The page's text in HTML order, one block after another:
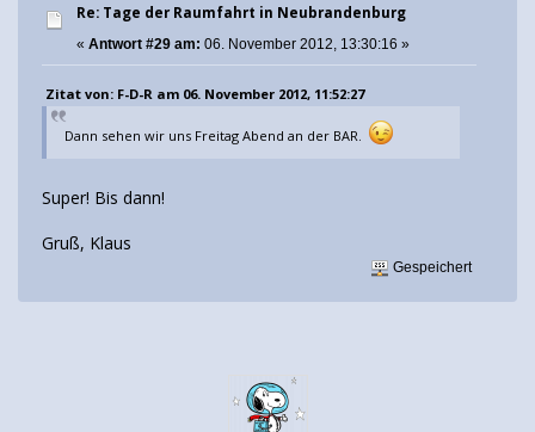
Re: Tage der Raumfahrt in Neubrandenburg
« Antwort #29 am: 06. November 2012, 13:30:16 »
Zitat von: F-D-R am 06. November 2012, 11:52:27
Dann sehen wir uns Freitag Abend an der BAR.
Super! Bis dann!
Gruß, Klaus
Gespeichert